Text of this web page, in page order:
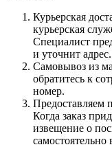
Курьерская
курьерская
Специалист
и уточнит адрес.
Самовывоз из
обратитесь к
номер.
Предоставляем
Когда заказ
извещение о
самостоятельно